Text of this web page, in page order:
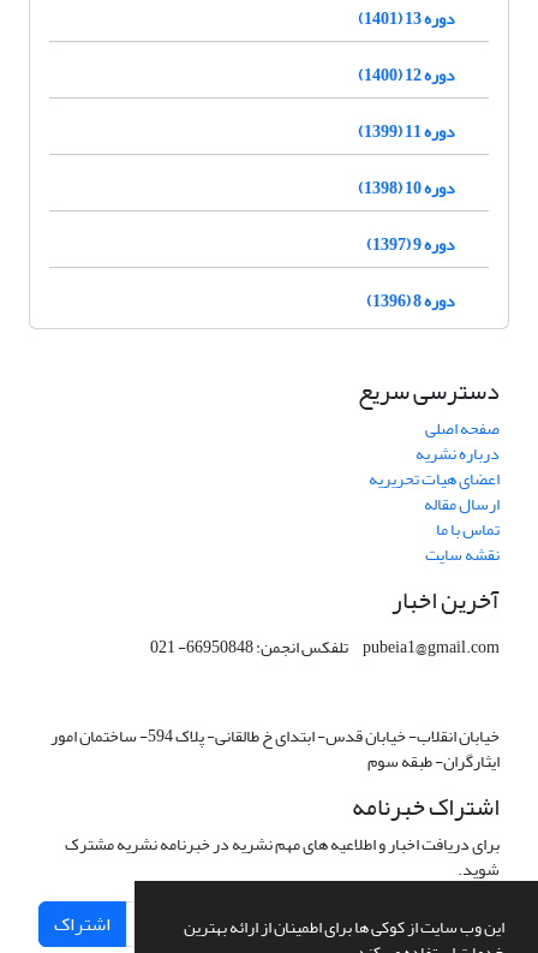
این وب سایت از کوکی ها برای اطمینان از ارائه بهترین
دوره 13 (1401)
دوره 12 (1400)
دوره 11 (1399)
دوره 10 (1398)
دوره 9 (1397)
دوره 8 (1396)
دسترسی سریع
صفحه اصلی
درباره نشریه
اعضای هیات تحریریه
ارسال مقاله
تماس با ما
نقشه سایت
آخرین اخبار
pubeia1@gmail.com تلفکس انجمن: 66950848- 021
خیابان انقلاب- خیابان قدس- ابتدای خ طالقانی- پلاک 594- ساختمان امور
ایثارگران- طبقه سوم
اشتراک خبرنامه
برای دریافت اخبار و اطلاعیه های مهم نشریه در خبرنامه نشریه مشترک
شوید.
اشتراک